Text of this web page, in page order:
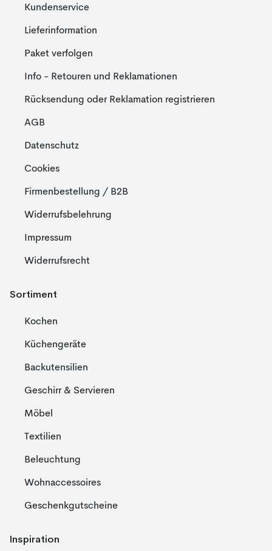
Kundenservice
Lieferinformation
Paket verfolgen
Info - Retouren und Reklamationen
Rücksendung oder Reklamation registrieren
AGB
Datenschutz
Cookies
Firmenbestellung / B2B
Widerrufsbelehrung
Impressum
Widerrufsrecht
Sortiment
Kochen
Küchengeräte
Backutensilien
Geschirr & Servieren
Möbel
Textilien
Beleuchtung
Wohnaccessoires
Geschenkgutscheine
Inspiration